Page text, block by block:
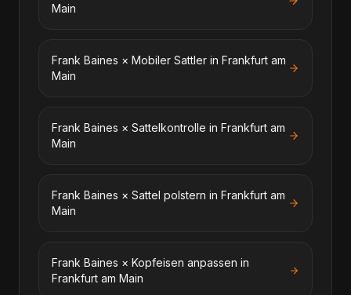
Main
Frank Baines × Mobiler Sattler in Frankfurt am
Main
Frank Baines × Sattelkontrolle in Frankfurt am
Main
Frank Baines × Sattel polstern in Frankfurt am
Main
Frank Baines × Kopfeisen anpassen in
Frankfurt am Main